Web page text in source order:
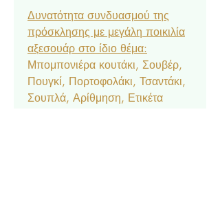
Δυνατότητα συνδυασμού της
πρόσκλησης με μεγάλη ποικιλία
αξεσουάρ στο ίδιο θέμα:
Μπομπονιέρα κουτάκι, Σουβέρ,
Πουγκί, Πορτοφολάκι, Τσαντάκι,
Σουπλά, Αρίθμηση, Ετικέτα